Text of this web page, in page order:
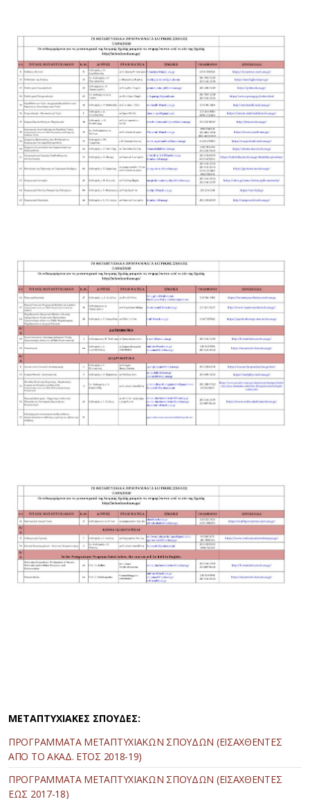
ΜΕΤΑΠΤΥΧΙΑΚΕΣ ΣΠΟΥΔΕΣ:
ΠΡΟΓΡΑΜΜΑΤΑ ΜΕΤΑΠΤΥΧΙΑΚΩΝ ΣΠΟΥΔΩΝ (ΕΙΣΑΧΘΕΝΤΕΣ
ΑΠΟ ΤΟ ΑΚΑΔ. ΕΤΟΣ 2018-19)
ΠΡΟΓΡΑΜΜΑΤΑ ΜΕΤΑΠΤΥΧΙΑΚΩΝ ΣΠΟΥΔΩΝ (ΕΙΣΑΧΘΕΝΤΕΣ
ΕΩΣ 2017-18)